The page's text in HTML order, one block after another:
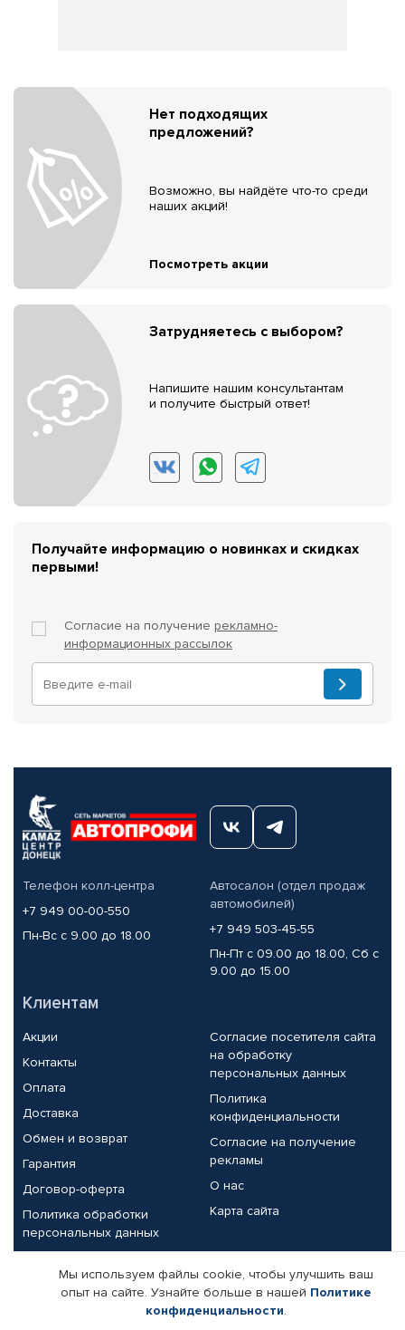
Нет подходящих
предложений?
Возможно, вы найдёте что-то среди
наших акций!
Посмотреть акции
Затрудняетесь с выбором?
Напишите нашим консультантам
и получите быстрый ответ!
Получайте информацию о новинках и скидках
первыми!
Согласие на получение рекламно-
информационных рассылок
Телефон колл-центра
+7 949 00-00-550
Пн-Вс с 9.00 до 18.00
Автосалон (отдел продаж
автомобилей)
+7 949 503-45-55
Пн-Пт с 09.00 до 18.00, Сб с
9.00 до 15.00
Клиентам
Акции
Контакты
Оплата
Доставка
Обмен и возврат
Гарантия
Договор-оферта
Политика обработки
персональных данных
Согласие посетителя сайта
на обработку
персональных данных
Политика
конфиденциальности
Согласие на получение
рекламы
О нас
Карта сайта
Партнерам
Корпоративным клиентам
Реквизиты компании
Мы используем файлы cookie, чтобы улучшить ваш
опыт на сайте. Узнайте больше в нашей Политике
конфиденциальности.